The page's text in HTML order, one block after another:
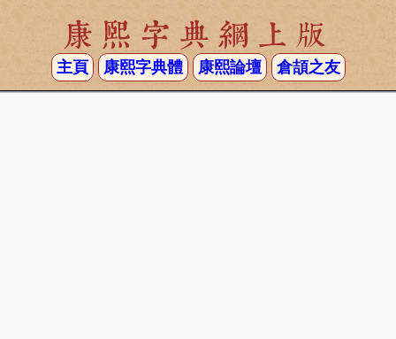
康熙字典網上版
主頁 康熙字典體 康熙論壇 倉頡之友